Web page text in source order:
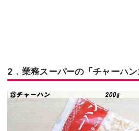
2．業務スーパーの「チャーハン